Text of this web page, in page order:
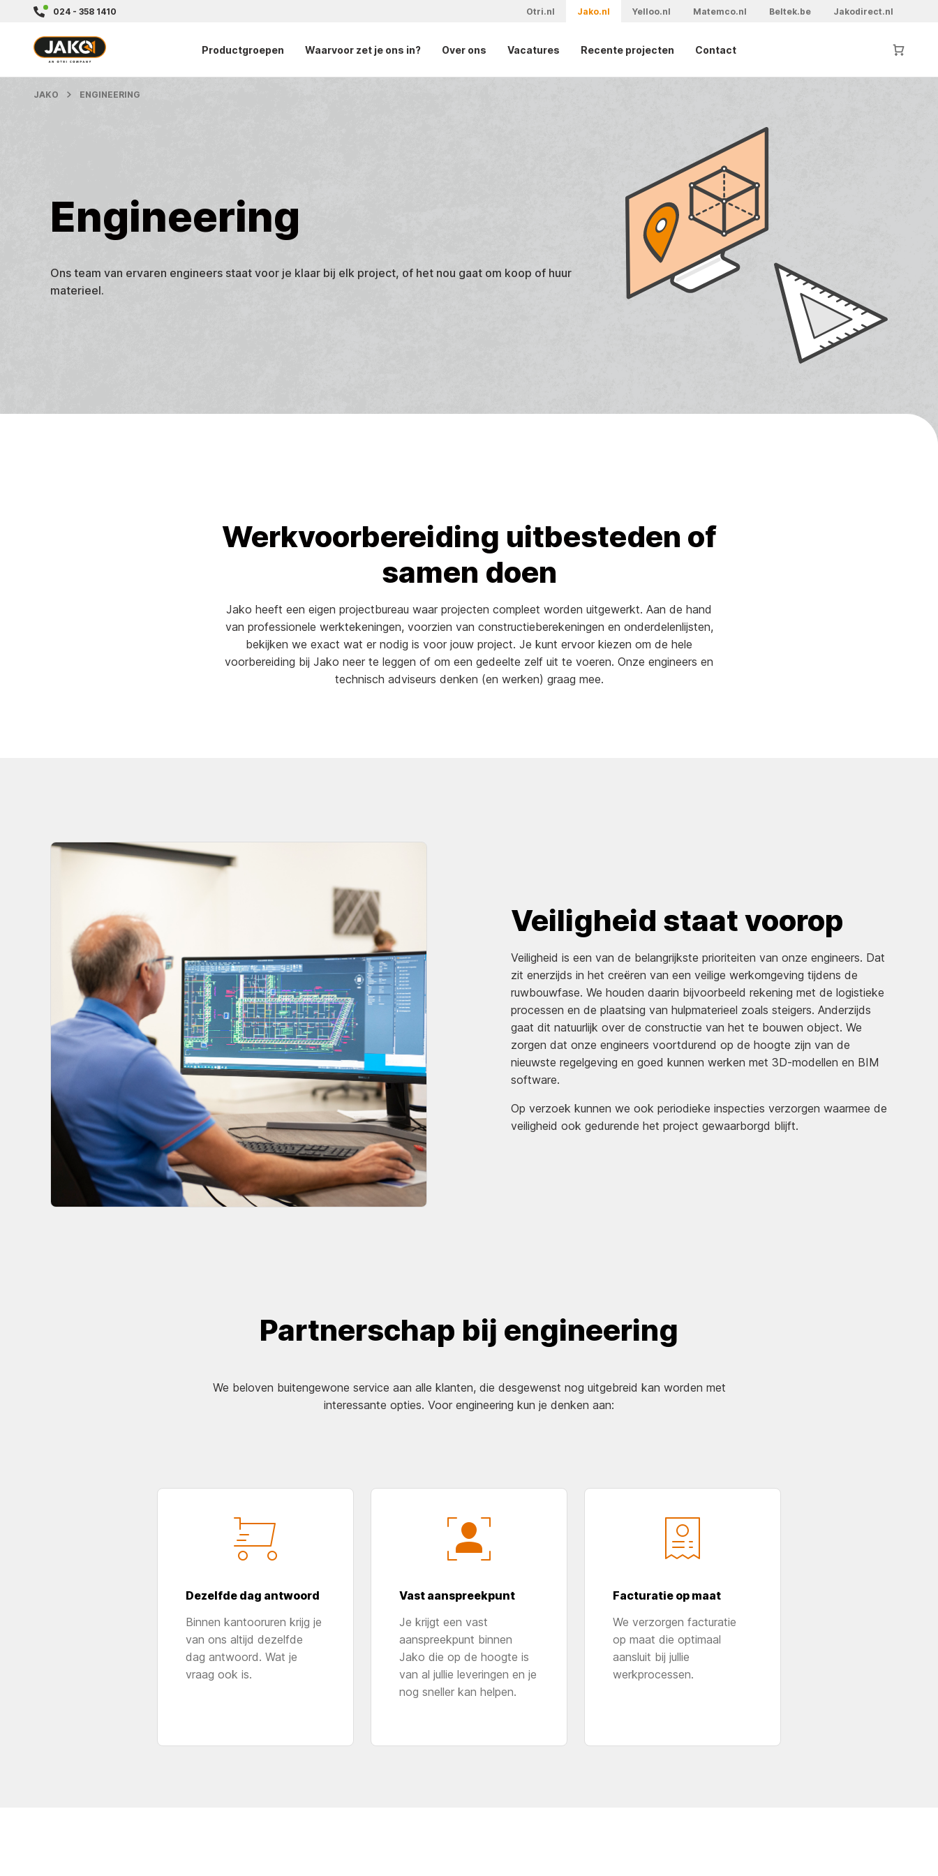
024 - 358 1410 Otri.nl Jako.nl Yelloo.nl Matemco.nl Beltek.be Jakodirect.nl
Productgroepen Waarvoor zet je ons in? Over ons Vacatures Recente projecten Contact
JAKO ENGINEERING
Engineering
Ons team van ervaren engineers staat voor je klaar bij elk project, of het nou gaat om koop of huur
materieel.
Werkvoorbereiding uitbesteden of
samen doen
Jako heeft een eigen projectbureau waar projecten compleet worden uitgewerkt. Aan de hand
van professionele werktekeningen, voorzien van constructieberekeningen en onderdelenlijsten,
bekijken we exact wat er nodig is voor jouw project. Je kunt ervoor kiezen om de hele
voorbereiding bij Jako neer te leggen of om een gedeelte zelf uit te voeren. Onze engineers en
technisch adviseurs denken (en werken) graag mee.
Veiligheid staat voorop
Veiligheid is een van de belangrijkste prioriteiten van onze engineers. Dat
zit enerzijds in het creëren van een veilige werkomgeving tijdens de
ruwbouwfase. We houden daarin bijvoorbeeld rekening met de logistieke
processen en de plaatsing van hulpmaterieel zoals steigers. Anderzijds
gaat dit natuurlijk over de constructie van het te bouwen object. We
zorgen dat onze engineers voortdurend op de hoogte zijn van de
nieuwste regelgeving en goed kunnen werken met 3D-modellen en BIM
software.
Op verzoek kunnen we ook periodieke inspecties verzorgen waarmee de
veiligheid ook gedurende het project gewaarborgd blijft.
Partnerschap bij engineering
We beloven buitengewone service aan alle klanten, die desgewenst nog uitgebreid kan worden met
interessante opties. Voor engineering kun je denken aan:
Dezelfde dag antwoord
Binnen kantooruren krijg je
van ons altijd dezelfde
dag antwoord. Wat je
vraag ook is.
Vast aanspreekpunt
Je krijgt een vast
aanspreekpunt binnen
Jako die op de hoogte is
van al jullie leveringen en je
nog sneller kan helpen.
Facturatie op maat
We verzorgen facturatie
op maat die optimaal
aansluit bij jullie
werkprocessen.